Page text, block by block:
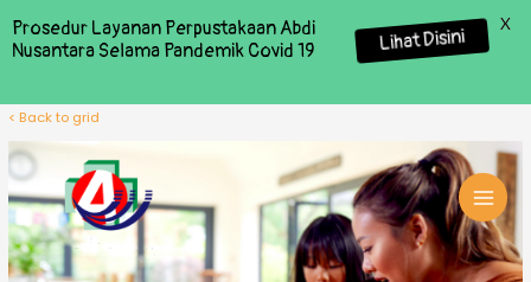
< Back to grid
Prosedur Layanan Perpustakaan Abdi
Nusantara Selama Pandemik Covid 19
Lihat Disini
X